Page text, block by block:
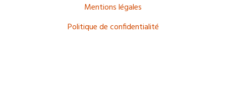
Mentions légales
Politique de confidentialité